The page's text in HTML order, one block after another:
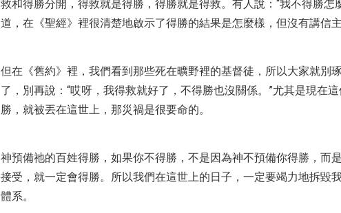
救和得勝分開，得救就是得勝，得勝就是得救。有人說：“我不得勝怎
道，在《聖經》裡很清楚地啟示了得勝的結果是怎麼樣，但沒有講信主
但在《舊約》裡，我們看到那些死在曠野裡的基督徒，所以大家就別
了，別再說：“哎呀，我得救就好了，不得勝也沒關係。”尤其是現在
勝，就被丟在這世上，那災禍是很要命的。
神預備祂的百姓得勝，如果你不得勝，不是因為神不預備你得勝，而
接受，就一定會得勝。所以我們在這世上的日子，一定要竭力地拆毀
體系。